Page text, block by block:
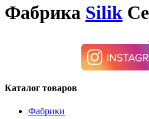
Фабрика Silik
Каталог товаров
Фабрики